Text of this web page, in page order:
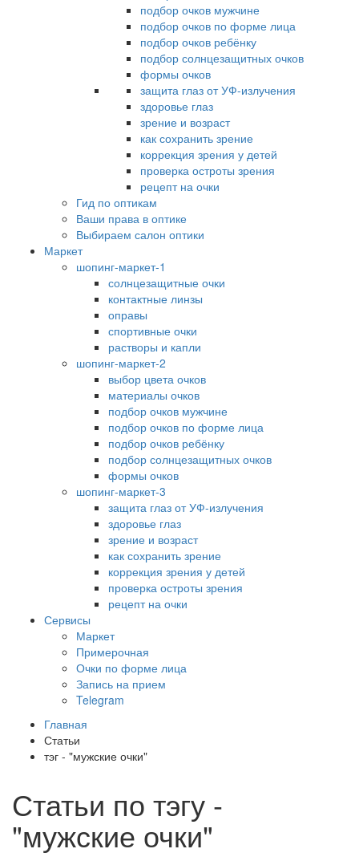
подбор очков мужчине
подбор очков по форме лица
подбор очков ребёнку
подбор солнцезащитных очков
формы очков
защита глаз от УФ-излучения
здоровье глаз
зрение и возраст
как сохранить зрение
коррекция зрения у детей
проверка остроты зрения
рецепт на очки
Гид по оптикам
Ваши права в оптике
Выбираем салон оптики
Маркет
шопинг-маркет-1
солнцезащитные очки
контактные линзы
оправы
спортивные очки
растворы и капли
шопинг-маркет-2
выбор цвета очков
материалы очков
подбор очков мужчине
подбор очков по форме лица
подбор очков ребёнку
подбор солнцезащитных очков
формы очков
шопинг-маркет-3
защита глаз от УФ-излучения
здоровье глаз
зрение и возраст
как сохранить зрение
коррекция зрения у детей
проверка остроты зрения
рецепт на очки
Сервисы
Маркет
Примерочная
Очки по форме лица
Запись на прием
Telegram
Главная
Статьи
тэг - "мужские очки"
Статьи по тэгу -
"мужские очки"